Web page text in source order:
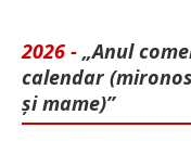
2026 - „Anul
calendar
și mame)”